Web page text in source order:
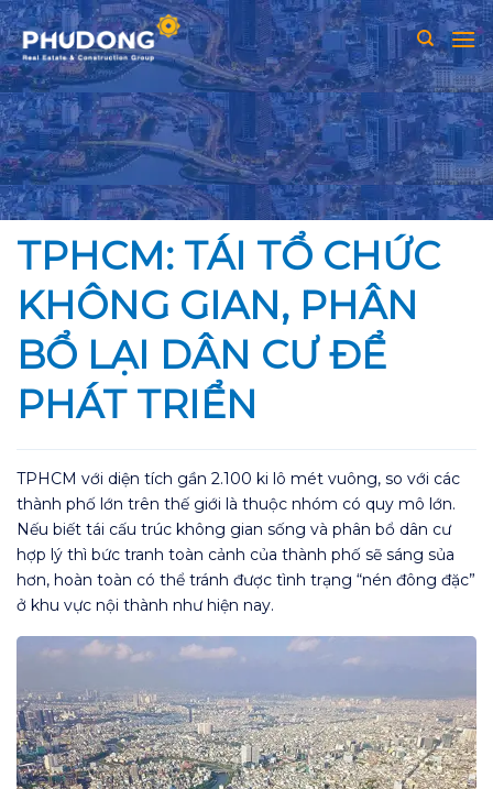
Skip
to
content
TPHCM: TÁI TỔ CHỨC
KHÔNG GIAN, PHÂN
BỔ LẠI DÂN CƯ ĐỂ
PHÁT TRIỂN
TPHCM với diện tích gần 2.100 ki lô mét vuông, so với các
thành phố lớn trên thế giới là thuộc nhóm có quy mô lớn.
Nếu biết tái cấu trúc không gian sống và phân bổ dân cư
hợp lý thì bức tranh toàn cảnh của thành phố sẽ sáng sủa
hơn, hoàn toàn có thể tránh được tình trạng “nén đông đặc”
ở khu vực nội thành như hiện nay.